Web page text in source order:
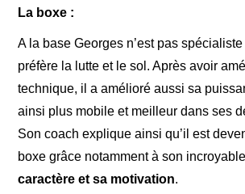
La boxe :
A la base Georges n’est pas spécialiste
préfère la lutte et le sol. Après avoir
technique, il a amélioré aussi sa
ainsi plus mobile et meilleur dans ses
Son coach explique ainsi qu’il est
boxe grâce notamment à son
caractère et sa motivation.